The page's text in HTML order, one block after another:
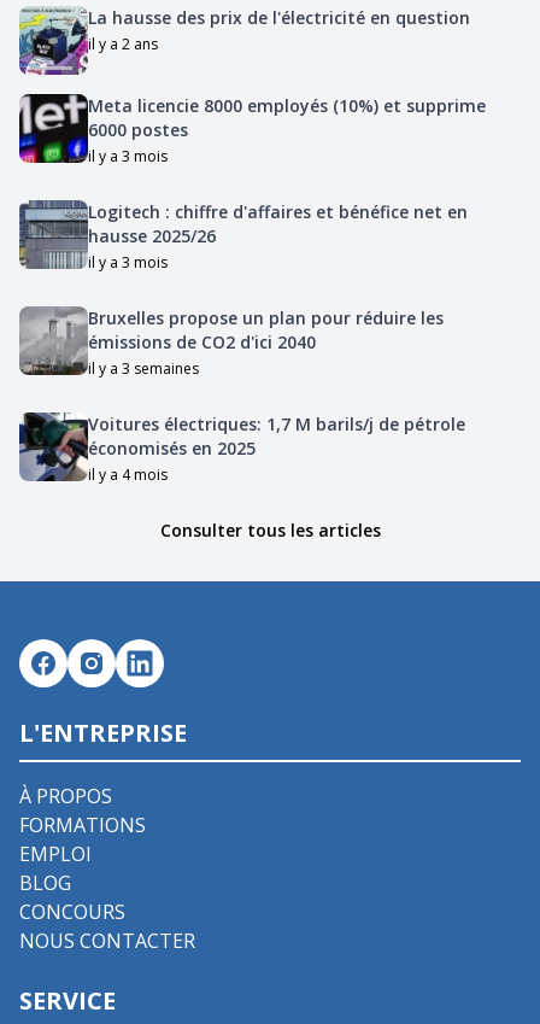
La hausse des prix de l'électricité en question
il y a 2 ans
Meta licencie 8000 employés (10%) et supprime
6000 postes
il y a 3 mois
Logitech : chiffre d'affaires et bénéfice net en
hausse 2025/26
il y a 3 mois
Bruxelles propose un plan pour réduire les
émissions de CO2 d'ici 2040
il y a 3 semaines
Voitures électriques: 1,7 M barils/j de pétrole
économisés en 2025
il y a 4 mois
Consulter tous les articles
L'ENTREPRISE
À PROPOS
FORMATIONS
EMPLOI
BLOG
CONCOURS
NOUS CONTACTER
SERVICE